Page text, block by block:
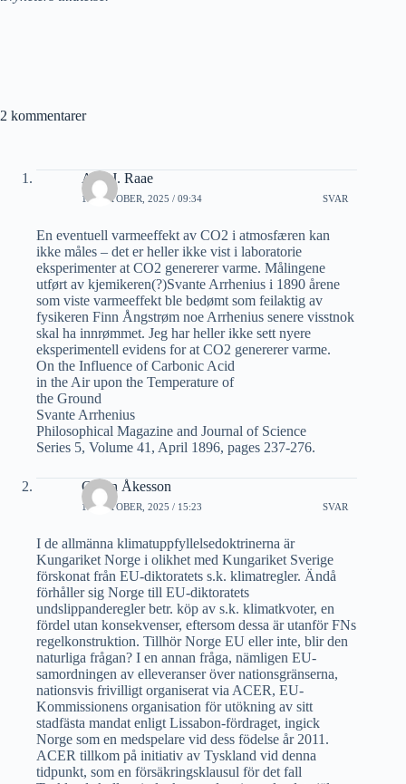
2 kommentarer
Arnt J. Raae
15 OKTOBER, 2025 / 09:34 SVAR
En eventuell varmeeffekt av CO2 i atmosfæren kan
ikke måles – det er heller ikke vist i laboratorie
eksperimenter at CO2 genererer varme. Målingene
utført av kjemikeren(?)Svante Arrhenius i 1890 årene
som viste varmeeffekt ble bedømt som feilaktig av
fysikeren Finn Ångstrøm noe Arrhenius senere visstnok
skal ha innrømmet. Jeg har heller ikke sett nyere
eksperimentell evidens for at CO2 genererer varme.
On the Influence of Carbonic Acid
in the Air upon the Temperature of
the Ground
Svante Arrhenius
Philosophical Magazine and Journal of Science
Series 5, Volume 41, April 1896, pages 237-276.
Göran Åkesson
15 OKTOBER, 2025 / 15:23 SVAR
I de allmänna klimatuppfyllelsedoktrinerna är
Kungariket Norge i olikhet med Kungariket Sverige
förskonat från EU-diktoratets s.k. klimatregler. Ändå
förhåller sig Norge till EU-diktoratets
undslippanderegler betr. köp av s.k. klimatkvoter, en
fördel utan konsekvenser, eftersom dessa är utanför FNs
regelkonstruktion. Tillhör Norge EU eller inte, blir den
naturliga frågan? I en annan fråga, nämligen EU-
samordningen av elleveranser över nationsgränserna,
nationsvis frivilligt organiserat via ACER, EU-
Kommissionens organisation för utökning av sitt
stadfästa mandat enligt Lissabon-fördraget, ingick
Norge som en medspelare vid dess födelse år 2011.
ACER tillkom på initiativ av Tyskland vid denna
tidpunkt, som en försäkringsklausul för det fall